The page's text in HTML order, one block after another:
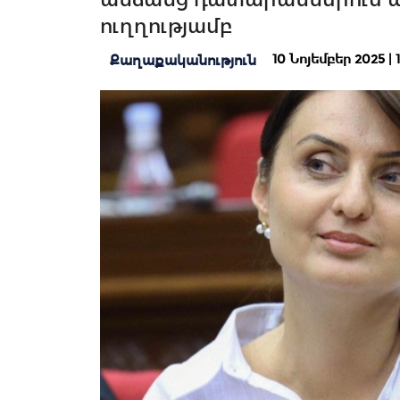
ուղղությամբ
Քաղաքականություն 10 Նոյեմբեր 2025 |